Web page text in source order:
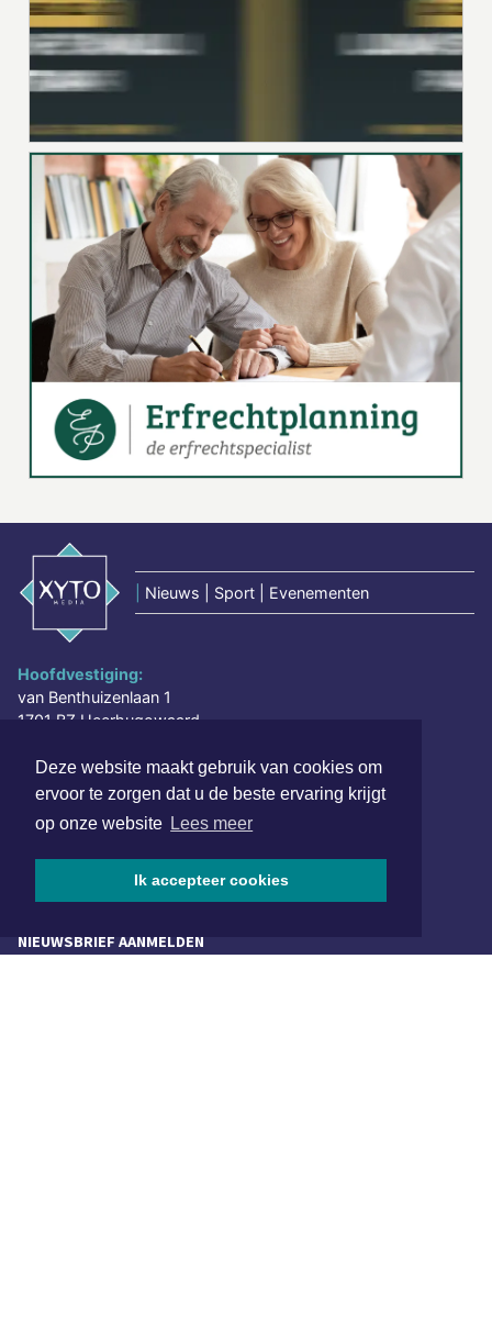
Deze website maakt gebruik van cookies om
ervoor te zorgen dat u de beste ervaring krijgt
op onze website Lees meer
Ik accepteer cookies
Nieuws | Sport | Evenementen
Hoofdvestiging:
van Benthuizenlaan 1
1701 BZ Heerhugowaard
072 8200 600
redactie@xyto.nl
www.xyto.nl
SOCIAL MEDIA
NIEUWSBRIEF AANMELDEN